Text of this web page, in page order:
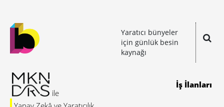
Yaratıcı bünyeler
için günlük besin
kaynağı
İş İlanları